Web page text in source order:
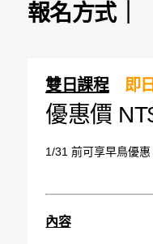
報名方式｜
雙日課程即日
優惠價
1/31 前可享早鳥優
內容